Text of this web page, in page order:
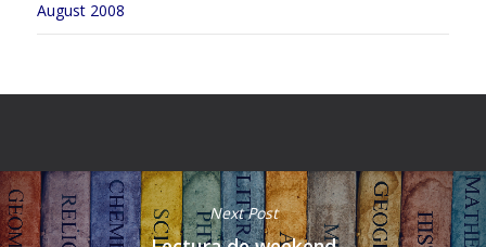
August 2008
Next Post